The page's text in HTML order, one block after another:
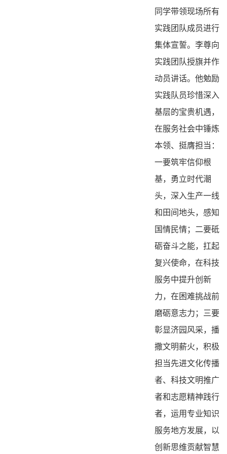
同学带领现场所有
实践团队成员进行
集体宣誓。李尊向
实践团队授旗并作
动员讲话。他勉励
实践队员珍惜深入
基层的宝贵机遇，
在服务社会中锤炼
本领、挺膺担当：
一要筑牢信仰根
基，勇立时代潮
头，深入生产一线
和田间地头，感知
国情民情；二要砥
砺奋斗之能，扛起
复兴使命，在科技
服务中提升创新
力，在困难挑战前
磨砺意志力；三要
彰显济园风采，播
撒文明薪火，积极
担当先进文化传播
者、科技文明推广
者和志愿精神践行
者，运用专业知识
服务地方发展，以
创新思维贡献智慧